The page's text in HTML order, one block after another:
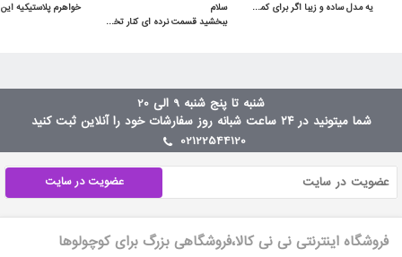
یه مدل ساده و زیبا اگر برای کمد سه دربش جا داشته باشید خیلی هم کاربردی میشه
ببخشید قسمت نرده ای کنار تخت توسط لولا بالا پایین میشه یا ثابته؟سلام بالا پایین میشه
شنبه تا پنج شنبه 9 الی 20
شما میتونید در ۲۴ ساعت شبانه روز سفارشات خود را آنلاین ثبت کنید
02122544120
عضویت در سایت
فروشگاه اینترنتی نی نی کالا،فروشگاهی بزرگ برای کوچولوها